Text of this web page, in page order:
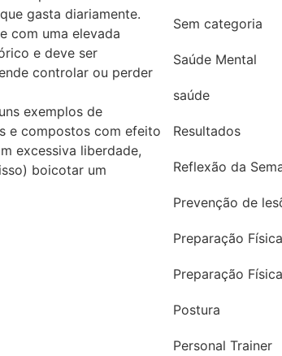
gasta diariamente.
com uma elevada
e deve ser
controlar ou perder
exemplos de
e compostos com efeito
excessiva liberdade,
boicotar um
Sem categoria
Saúde Mental
saúde
Resultados
Reflexão da
Prevenção de
Preparação Física
Preparação Física
Postura
Personal Trainer